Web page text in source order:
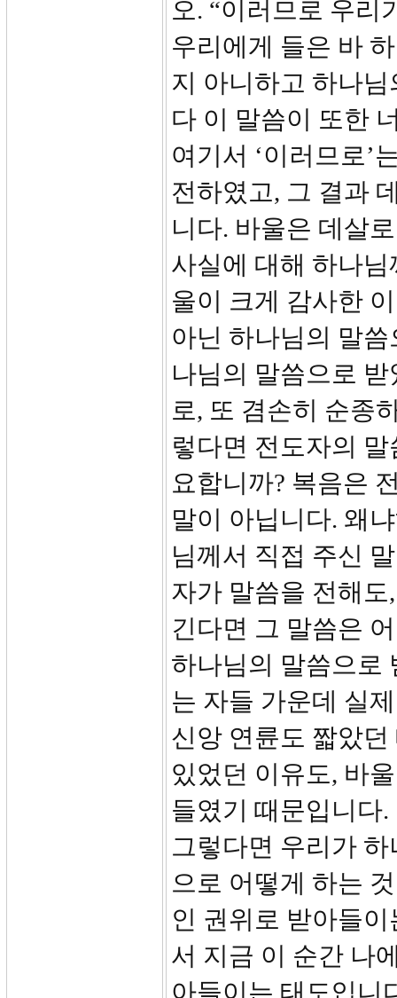
오. “이러므로 우리
우리에게 들은 바
지 아니하고 하나
다 이 말씀이 또한
여기서 ‘이러므로’
전하였고, 그 결과
니다. 바울은 데살
사실에 대해 하나
울이 크게 감사한
아닌 하나님의 말
나님의 말씀으로
로, 또 겸손히 순종
렇다면 전도자의
요합니까? 복음은
말이 아닙니다. 왜
님께서 직접 주신
자가 말씀을 전해
긴다면 그 말씀은
하나님의 말씀으로
는 자들 가운데 실
신앙 연륜도 짧았
있었던 이유도, 바
들였기 때문입니다.
그렇다면 우리가
으로 어떻게 하는
인 권위로 받아들
서 지금 이 순간 나
아들이는 태도입니